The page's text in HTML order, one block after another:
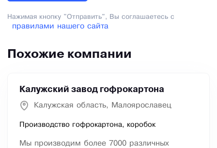
Нажимая кнопку "Отправить", Вы соглашаетесь с
правилами нашего сайта
Похожие компании
Калужский завод гофрокартона
Калужская область, Малоярославец
Производство гофрокартона, коробок
Мы производим более 7000 различных